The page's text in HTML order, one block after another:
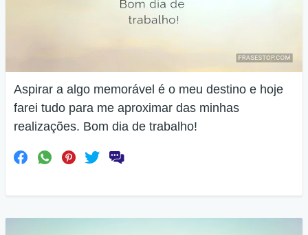
Aspirar a algo memorável é o meu destino e hoje
farei tudo para me aproximar das minhas
realizações. Bom dia de trabalho!